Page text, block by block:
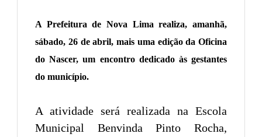
A Prefeitura de Nova Lima realiza, amanhã,
sábado, 26 de abril, mais uma edição da Oficina
do Nascer, um encontro dedicado às gestantes
do município.
A atividade será realizada na Escola
Municipal Benvinda Pinto Rocha,